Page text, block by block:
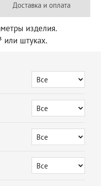
Доставка и оплата
изделия.
или штуках.